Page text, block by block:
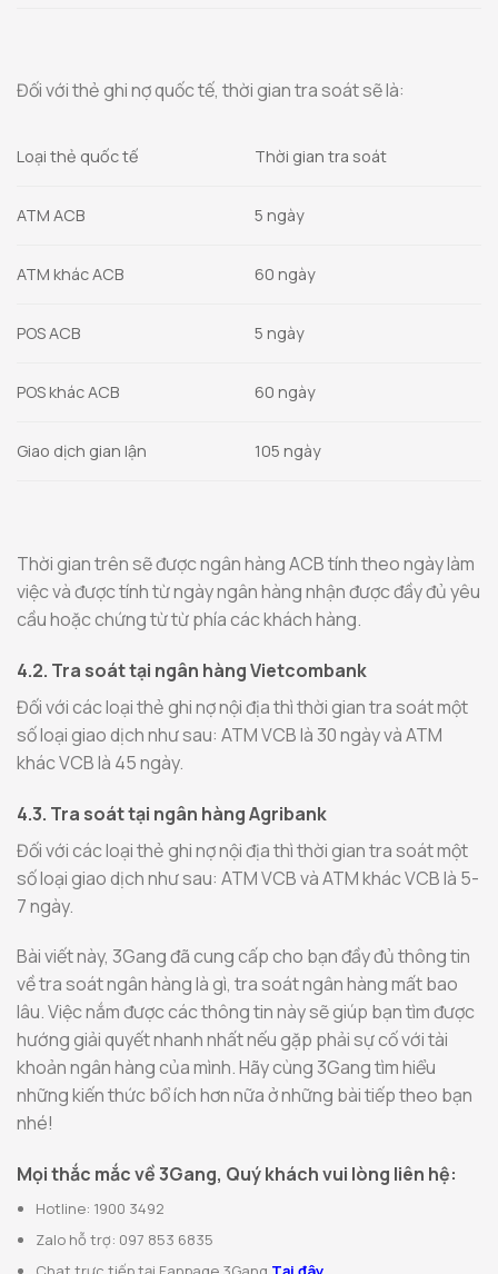
Đối với thẻ ghi nợ quốc tế, thời gian tra soát sẽ là:
Loại thẻ quốc tế Thời gian tra soát
ATM ACB 5 ngày
ATM khác ACB 60 ngày
POS ACB 5 ngày
POS khác ACB 60 ngày
Giao dịch gian lận 105 ngày
Thời gian trên sẽ được ngân hàng ACB tính theo ngày làm
việc và được tính từ ngày ngân hàng nhận được đầy đủ yêu
cầu hoặc chứng từ từ phía các khách hàng.
4.2. Tra soát tại ngân hàng Vietcombank
Đối với các loại thẻ ghi nợ nội địa thì thời gian tra soát một
số loại giao dịch như sau: ATM VCB là 30 ngày và ATM
khác VCB là 45 ngày.
4.3. Tra soát tại ngân hàng Agribank
Đối với các loại thẻ ghi nợ nội địa thì thời gian tra soát một
số loại giao dịch như sau: ATM VCB và ATM khác VCB là 5-
7 ngày.
Bài viết này, 3Gang đã cung cấp cho bạn đầy đủ thông tin
về tra soát ngân hàng là gì, tra soát ngân hàng mất bao
lâu. Việc nắm được các thông tin này sẽ giúp bạn tìm được
hướng giải quyết nhanh nhất nếu gặp phải sự cố với tài
khoản ngân hàng của mình. Hãy cùng 3Gang tìm hiểu
những kiến thức bổ ích hơn nữa ở những bài tiếp theo bạn
nhé!
Mọi thắc mắc về 3Gang, Quý khách vui lòng liên hệ:
Hotline: 1900 3492
Zalo hỗ trợ: 097 853 6835